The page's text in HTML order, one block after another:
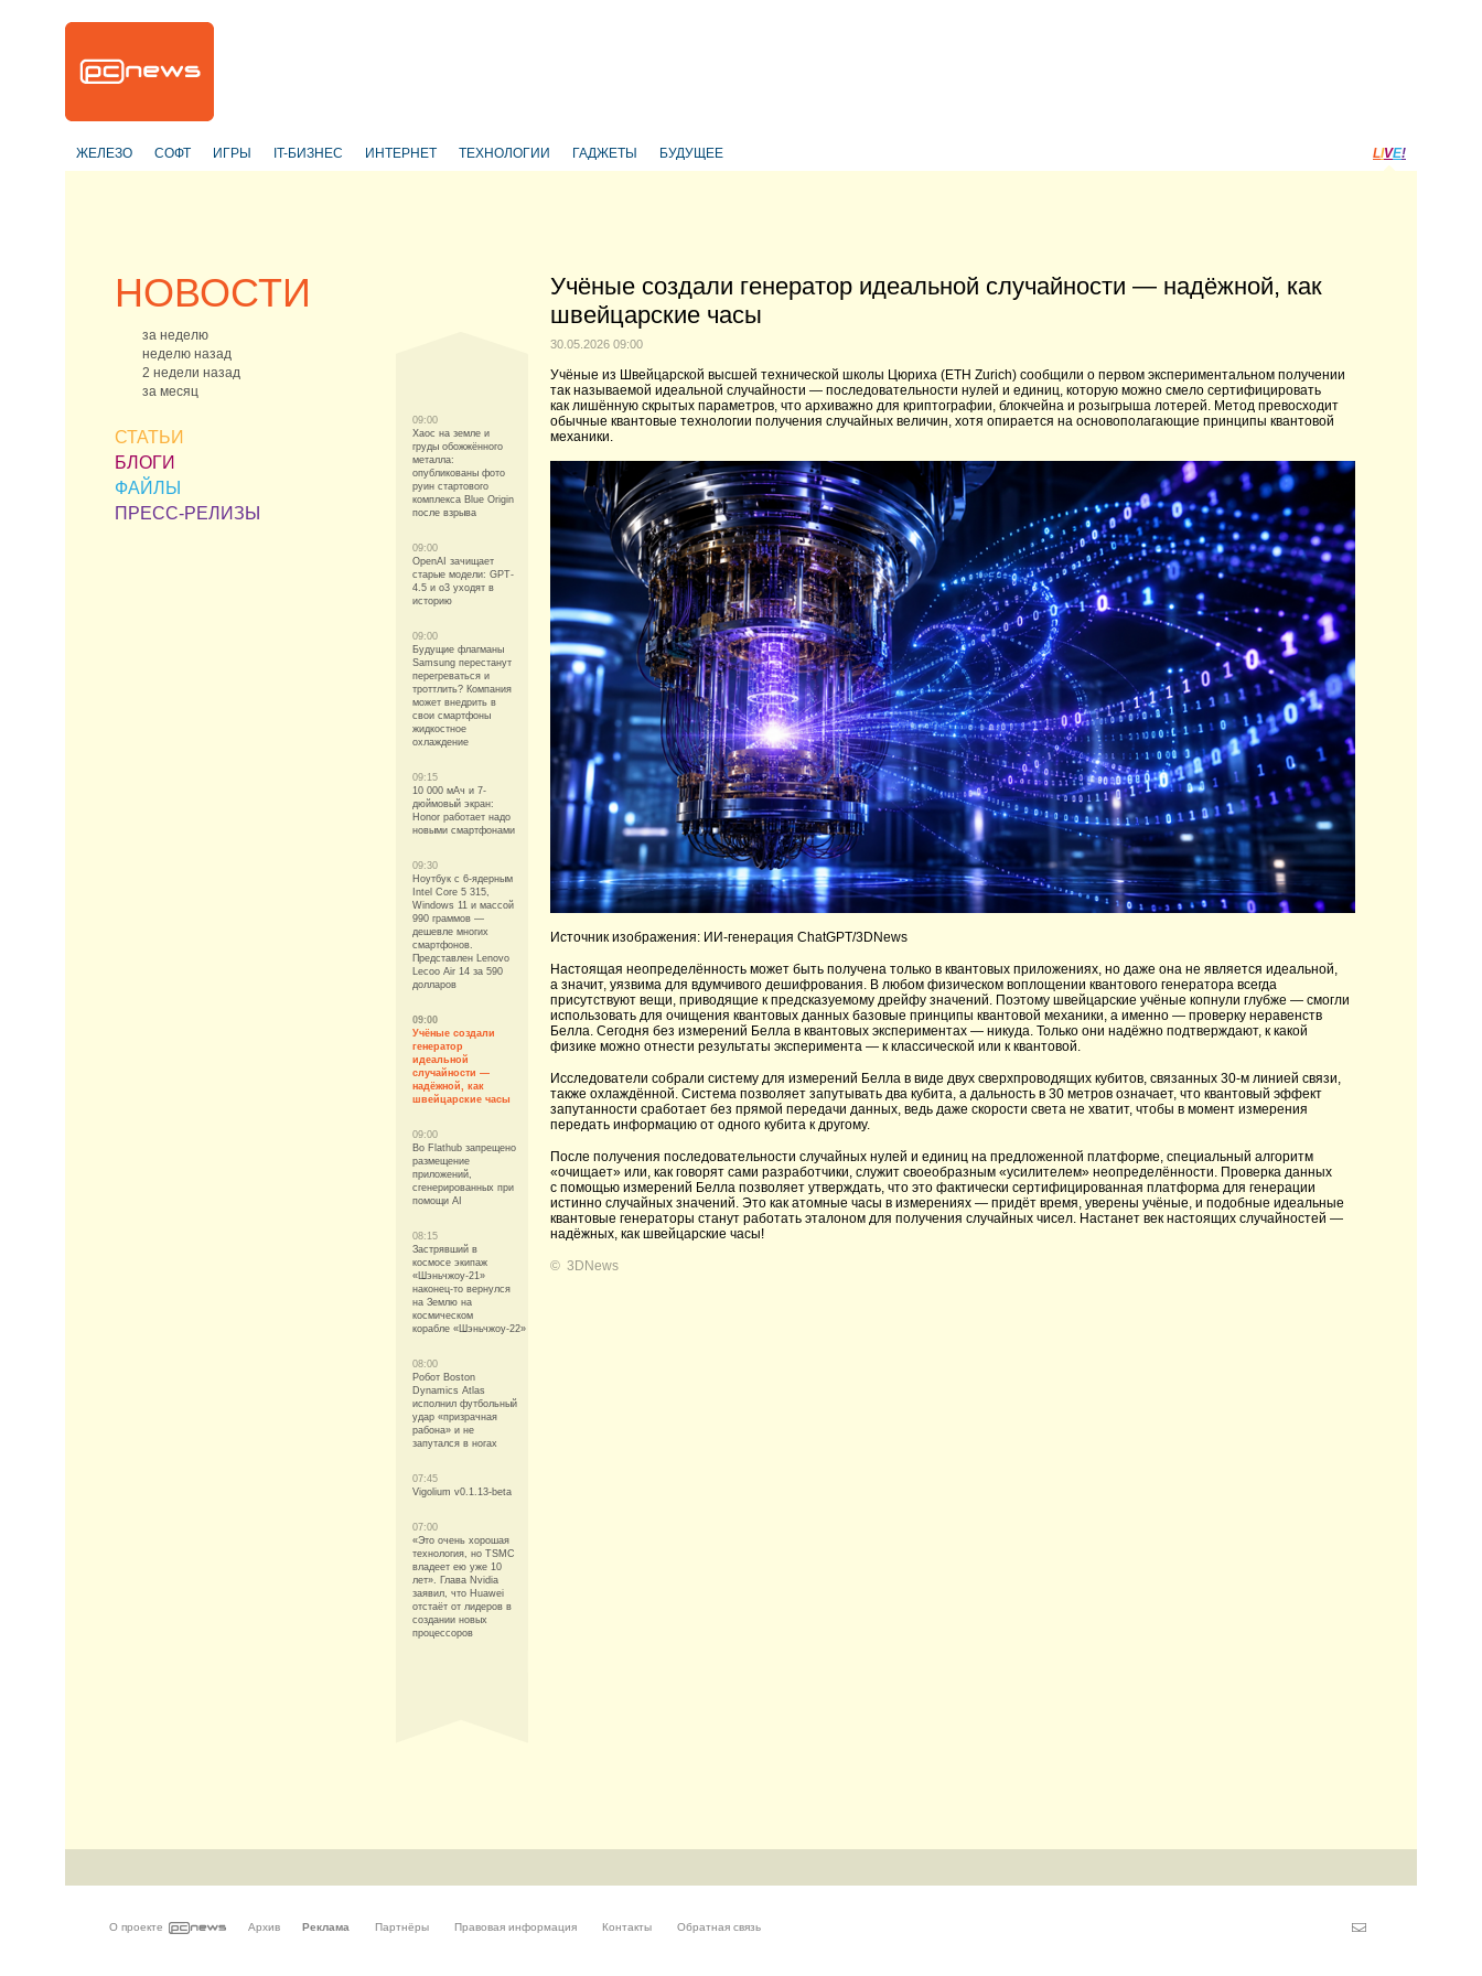
ЖЕЛЕЗО СОФТ ИГРЫ IT-БИЗНЕС ИНТЕРНЕТ ТЕХНОЛОГИИ ГАДЖЕТЫ БУДУЩЕЕ LIVE!
НОВОСТИ
за неделю
неделю назад
2 недели назад
за месяц
СТАТЬИ
БЛОГИ
ФАЙЛЫ
ПРЕСС-РЕЛИЗЫ
09:00
Хаос на земле и
груды обожжённого
металла:
опубликованы фото
руин стартового
комплекса Blue Origin
после взрыва
09:00
OpenAI зачищает
старые модели: GPT-
4.5 и o3 уходят в
историю
09:00
Будущие флагманы
Samsung перестанут
перегреваться и
троттлить? Компания
может внедрить в
свои смартфоны
жидкостное
охлаждение
09:15
10 000 мАч и 7-
дюймовый экран:
Honor работает надо
новыми смартфонами
09:30
Ноутбук с 6-ядерным
Intel Core 5 315,
Windows 11 и массой
990 граммов —
дешевле многих
смартфонов.
Представлен Lenovo
Lecoo Air 14 за 590
долларов
09:00
Учёные создали
генератор
идеальной
случайности —
надёжной, как
швейцарские часы
09:00
Во Flathub запрещено
размещение
приложений,
сгенерированных при
помощи AI
08:15
Застрявший в
космосе экипаж
«Шэньчжоу-21»
наконец-то вернулся
на Землю на
космическом
корабле «Шэньчжоу-22»
08:00
Робот Boston
Dynamics Atlas
исполнил футбольный
удар «призрачная
рабона» и не
запутался в ногах
07:45
Vigolium v0.1.13-beta
07:00
«Это очень хорошая
технология, но TSMC
владеет ею уже 10
лет». Глава Nvidia
заявил, что Huawei
отстаёт от лидеров в
создании новых
процессоров
Учёные создали генератор идеальной случайности — надёжной, как
швейцарские часы
30.05.2026 09:00
Учёные из Швейцарской высшей технической школы Цюриха (ETH Zurich) сообщили о первом экспериментальном получении
так называемой идеальной случайности — последовательности нулей и единиц, которую можно смело сертифицировать
как лишённую скрытых параметров, что архиважно для криптографии, блокчейна и розыгрыша лотерей. Метод превосходит
обычные квантовые технологии получения случайных величин, хотя опирается на основополагающие принципы квантовой
механики.
Источник изображения: ИИ-генерация ChatGPT/3DNews
Настоящая неопределённость может быть получена только в квантовых приложениях, но даже она не является идеальной,
а значит, уязвима для вдумчивого дешифрования. В любом физическом воплощении квантового генератора всегда
присутствуют вещи, приводящие к предсказуемому дрейфу значений. Поэтому швейцарские учёные копнули глубже — смогли
использовать для очищения квантовых данных базовые принципы квантовой механики, а именно — проверку неравенств
Белла. Сегодня без измерений Белла в квантовых экспериментах — никуда. Только они надёжно подтверждают, к какой
физике можно отнести результаты эксперимента — к классической или к квантовой.
Исследователи собрали систему для измерений Белла в виде двух сверхпроводящих кубитов, связанных 30-м линией связи,
также охлаждённой. Система позволяет запутывать два кубита, а дальность в 30 метров означает, что квантовый эффект
запутанности сработает без прямой передачи данных, ведь даже скорости света не хватит, чтобы в момент измерения
передать информацию от одного кубита к другому.
После получения последовательности случайных нулей и единиц на предложенной платформе, специальный алгоритм
«очищает» или, как говорят сами разработчики, служит своеобразным «усилителем» неопределённости. Проверка данных
с помощью измерений Белла позволяет утверждать, что это фактически сертифицированная платформа для генерации
истинно случайных значений. Это как атомные часы в измерениях — придёт время, уверены учёные, и подобные идеальные
квантовые генераторы станут работать эталоном для получения случайных чисел. Настанет век настоящих случайностей —
надёжных, как швейцарские часы!
© 3DNews
О проекте Архив Реклама Партнёры Правовая информация Контакты Обратная связь